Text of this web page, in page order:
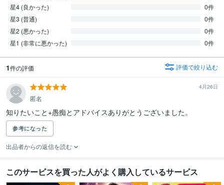
星4 (良かった)
0件
星3 (普通)
0件
星2 (悪かった)
0件
星1 (非常に悪かった)
0件
1件の評価 評価で絞り込む
4月26日
匿名
参考になった
出品者からの返信を読む
このサービスを買った人がよく購入しているサービス